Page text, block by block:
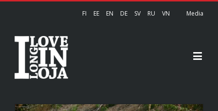
FI EE EN DE SV RU VN Media